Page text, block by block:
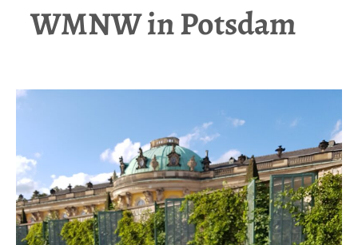
Eine
Lebensmittelverschwendung
WMNW in Potsdam